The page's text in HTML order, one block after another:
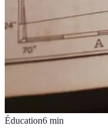
Éducation6 min